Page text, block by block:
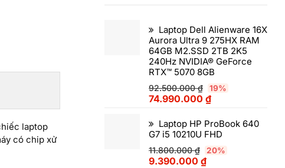
laptop
có chip xử
Laptop Dell Alienware 16X
Aurora Ultra 9 275HX RAM
64GB M2.SSD 2TB 2K5
240Hz NVIDIA® GeForce
RTX™ 5070 8GB
92.500.000₫ 19%
74.990.000 ₫
Laptop HP ProBook 640
G7 i5 10210U FHD
11.800.000₫ 20%
9.390.000 ₫